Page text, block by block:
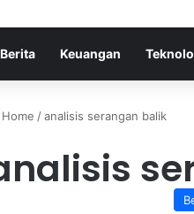
Berita Keuangan
Home /analisis serangan balik